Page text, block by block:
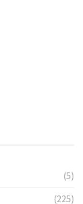
(5)
(225)